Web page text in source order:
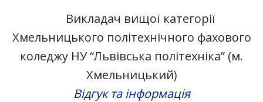
Викладач вищої категорії
Хмельницького політехнічного фахового
коледжу НУ “Львівська політехніка” (м.
Хмельницький)
Відгук та інформація